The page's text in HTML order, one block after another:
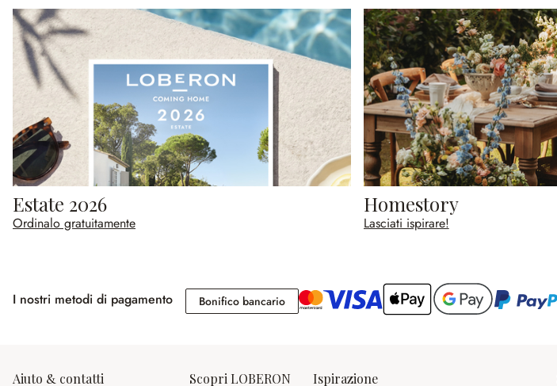
Estate 2026
Ordinalo gratuitamente
Homestory
Lasciati ispirare!
I nostri metodi di pagamento Bonifico bancarioBonifico bancario
Aiuto & contatti Scopri LOBERON Ispirazione